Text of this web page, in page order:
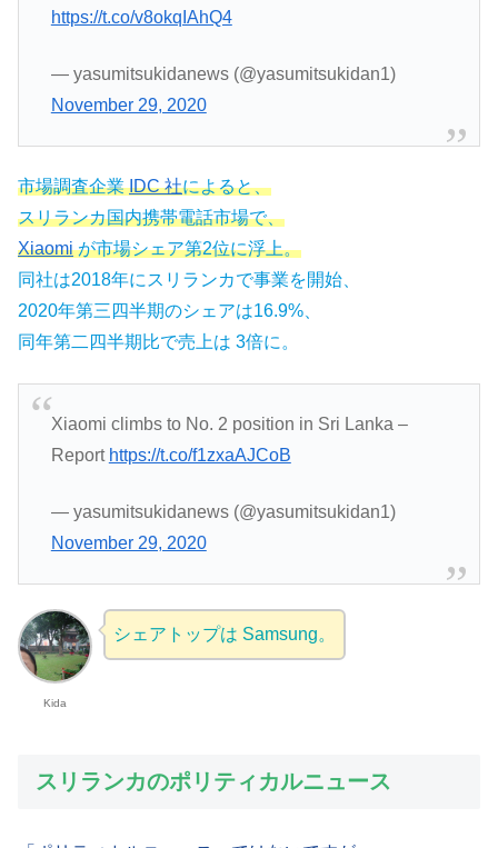
https://t.co/v8okqIAhQ4
— yasumitsukidanews (@yasumitsukidan1)
November 29, 2020
市場調査企業IDC 社によると、
スリランカ国内携帯電話市場で、
Xiaomiが市場シェア第2位に浮上。
同社は2018年にスリランカで事業を開始、
2020年第三四半期のシェアは16.9%、
同年第二四半期比で売上は 3倍に。
Xiaomi climbs to No. 2 position in Sri Lanka –
Report https://t.co/f1zxaAJCoB
— yasumitsukidanews (@yasumitsukidan1)
November 29, 2020
Kida
シェアトップは Samsung。
スリランカのポリティカルニュース